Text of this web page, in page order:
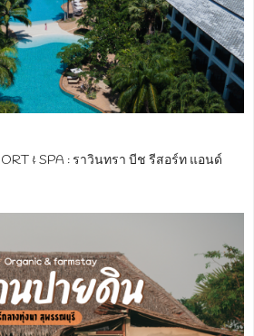
& SPA : ราวินทรา บีช รีสอร์ท แอนด์